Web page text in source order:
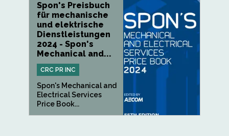
Spon's Preisbuch
für mechanische
und elektrische
Dienstleistungen
2024 - Spon's
Mechanical and...
CRC PR INC
Spon's Mechanical and
Electrical Services
Price Book...